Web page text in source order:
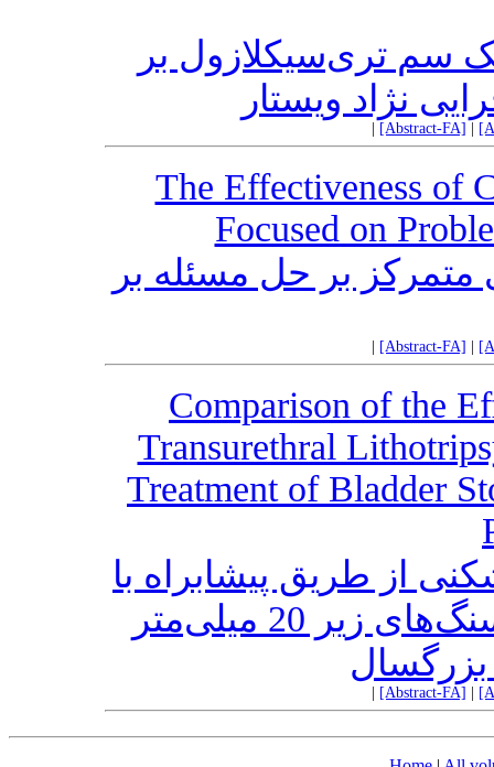
سم تری‌سیکلازول بر
نژاد ویستار
[Abstract-FA]
The Effectiveness of
Focused on
بر حل مسئله بر
[Abstract-FA]
Comparison of the
Transurethral
Treatment of Bladder
از طریق پیشابراه با
سیستولیتولاپاکسی در درمان سنگ‌های زیر 20 میلی‌متر
بزرگسال
[Abstract-FA]